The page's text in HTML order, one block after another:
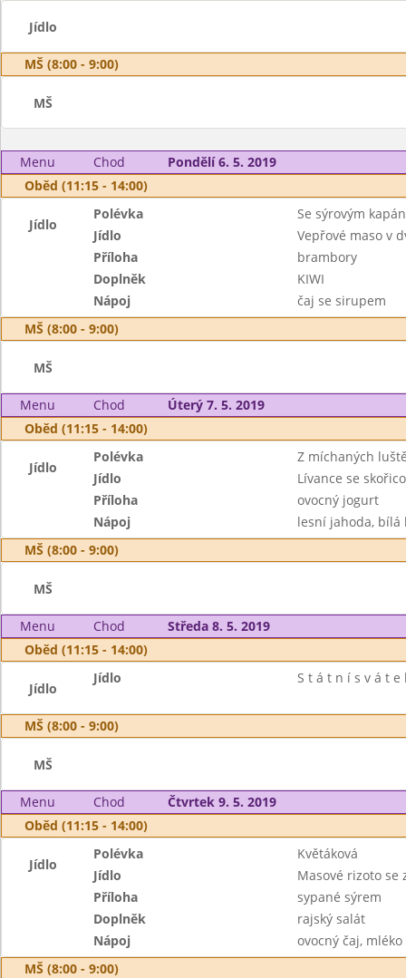
Jídlo
MŠ (8:00 - 9:00)
MŠ
Menu Chod
Pondělí 6. 5. 2019
Oběd (11:15 - 14:00)
Jídlo
Polévka
Se sýrovým
Jídlo
Vepřové maso v
Příloha
brambory
Doplněk
KIWI
Nápoj
čaj se sirupem
MŠ (8:00 - 9:00)
MŠ
Menu Chod
Úterý 7. 5. 2019
Oběd (11:15 - 14:00)
Jídlo
Polévka
Z míchaných
Jídlo
Lívance se
Příloha
ovocný jogurt
Nápoj
lesní jahoda, bílá
MŠ (8:00 - 9:00)
MŠ
Menu Chod
Středa 8. 5. 2019
Oběd (11:15 - 14:00)
Jídlo
Jídlo S t á t n í s v á t e
MŠ (8:00 - 9:00)
MŠ
Menu Chod
Čtvrtek 9. 5. 2019
Oběd (11:15 - 14:00)
Jídlo
Polévka
Květáková
Jídlo
Masové rizoto se
Příloha
sypané sýrem
Doplněk
rajský salát
Nápoj
ovocný čaj, mléko
MŠ (8:00 - 9:00)